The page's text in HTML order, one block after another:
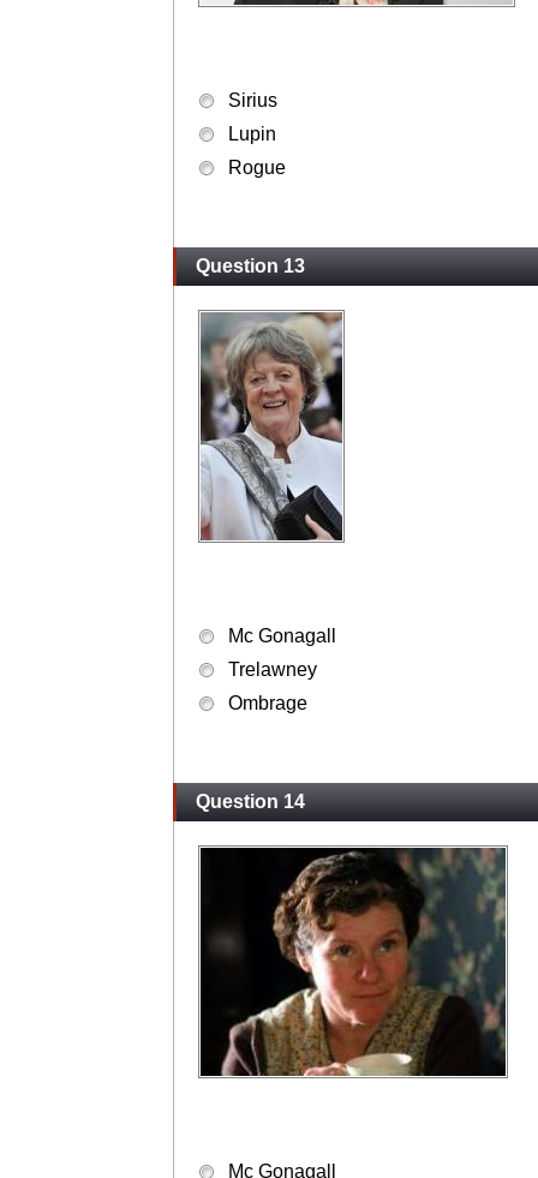
Sirius
Lupin
Rogue
Question 13
Mc Gonagall
Trelawney
Ombrage
Question 14
Mc Gonagall